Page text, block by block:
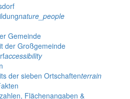
nature_people
Gemeinde
der Großgemeinde
accessibility
der sieben Ortschaftenterrain
Flächenangaben &